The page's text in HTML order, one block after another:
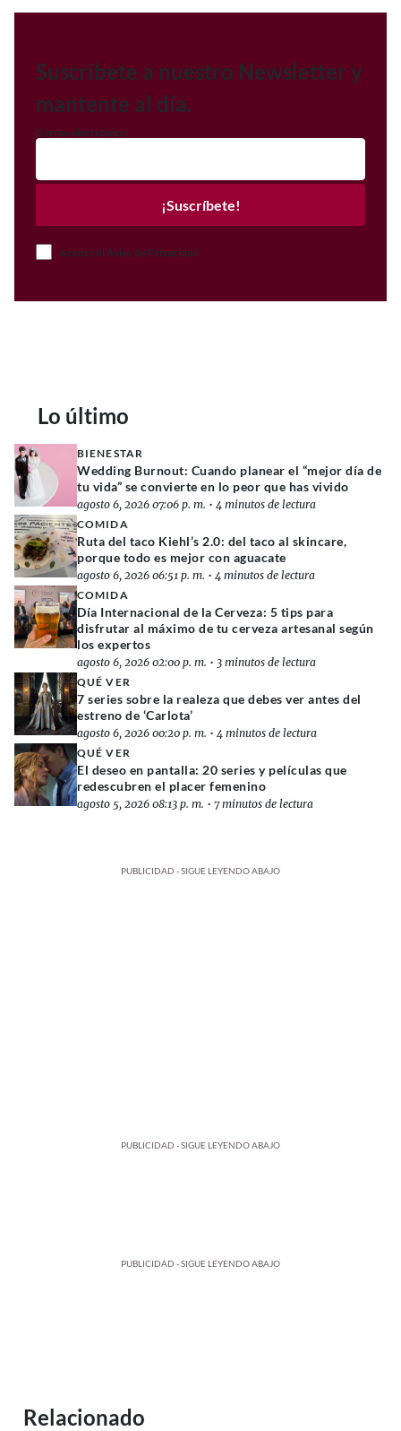
Suscríbete a nuestro Newsletter y
mantente al día.
Correo electrónico
¡Suscríbete!
Acepto el Aviso de Privacidad
Lo último
BIENESTAR
Wedding Burnout: Cuando planear el “mejor día de
tu vida” se convierte en lo peor que has vivido
agosto 6, 2026 07:06 p. m. • 4 minutos de lectura
COMIDA
Ruta del taco Kiehl’s 2.0: del taco al skincare,
porque todo es mejor con aguacate
agosto 6, 2026 06:51 p. m. • 4 minutos de lectura
COMIDA
Día Internacional de la Cerveza: 5 tips para
disfrutar al máximo de tu cerveza artesanal según
los expertos
agosto 6, 2026 02:00 p. m. • 3 minutos de lectura
QUÉ VER
7 series sobre la realeza que debes ver antes del
estreno de ‘Carlota’
agosto 6, 2026 00:20 p. m. • 4 minutos de lectura
QUÉ VER
El deseo en pantalla: 20 series y películas que
redescubren el placer femenino
agosto 5, 2026 08:13 p. m. • 7 minutos de lectura
PUBLICIDAD - SIGUE LEYENDO ABAJO
PUBLICIDAD - SIGUE LEYENDO ABAJO
PUBLICIDAD - SIGUE LEYENDO ABAJO
Relacionado